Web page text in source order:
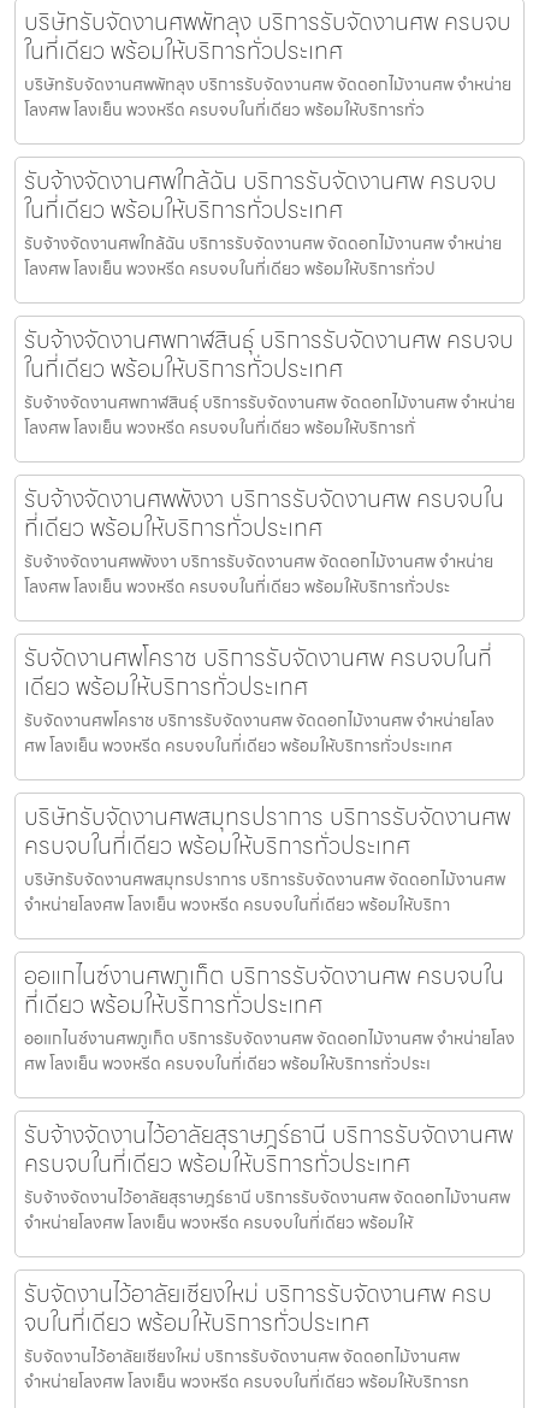
บริษัทรับจัดงานศพพัทลุง บริการรับจัดงานศพ ครบจบ
ในที่เดียว พร้อมให้บริการทั่วประเทศ
บริษัทรับจัดงานศพพัทลุง บริการรับจัดงานศพ จัดดอกไม้งานศพ จำหน่าย
โลงศพ โลงเย็น พวงหรีด ครบจบในที่เดียว พร้อมให้บริการทั่ว
รับจ้างจัดงานศพใกล้ฉัน บริการรับจัดงานศพ ครบจบ
ในที่เดียว พร้อมให้บริการทั่วประเทศ
รับจ้างจัดงานศพใกล้ฉัน บริการรับจัดงานศพ จัดดอกไม้งานศพ จำหน่าย
โลงศพ โลงเย็น พวงหรีด ครบจบในที่เดียว พร้อมให้บริการทั่วป
รับจ้างจัดงานศพกาฬสินธุ์ บริการรับจัดงานศพ ครบจบ
ในที่เดียว พร้อมให้บริการทั่วประเทศ
รับจ้างจัดงานศพกาฬสินธุ์ บริการรับจัดงานศพ จัดดอกไม้งานศพ จำหน่าย
โลงศพ โลงเย็น พวงหรีด ครบจบในที่เดียว พร้อมให้บริการทั่
รับจ้างจัดงานศพพังงา บริการรับจัดงานศพ ครบจบใน
ที่เดียว พร้อมให้บริการทั่วประเทศ
รับจ้างจัดงานศพพังงา บริการรับจัดงานศพ จัดดอกไม้งานศพ จำหน่าย
โลงศพ โลงเย็น พวงหรีด ครบจบในที่เดียว พร้อมให้บริการทั่วประ
รับจัดงานศพโคราช บริการรับจัดงานศพ ครบจบในที่
เดียว พร้อมให้บริการทั่วประเทศ
รับจัดงานศพโคราช บริการรับจัดงานศพ จัดดอกไม้งานศพ จำหน่ายโลง
ศพ โลงเย็น พวงหรีด ครบจบในที่เดียว พร้อมให้บริการทั่วประเทศ
บริษัทรับจัดงานศพสมุทรปราการ บริการรับจัดงานศพ
ครบจบในที่เดียว พร้อมให้บริการทั่วประเทศ
บริษัทรับจัดงานศพสมุทรปราการ บริการรับจัดงานศพ จัดดอกไม้งานศพ
จำหน่ายโลงศพ โลงเย็น พวงหรีด ครบจบในที่เดียว พร้อมให้บริกา
ออแกไนซ์งานศพภูเก็ต บริการรับจัดงานศพ ครบจบใน
ที่เดียว พร้อมให้บริการทั่วประเทศ
ออแกไนซ์งานศพภูเก็ต บริการรับจัดงานศพ จัดดอกไม้งานศพ จำหน่ายโลง
ศพ โลงเย็น พวงหรีด ครบจบในที่เดียว พร้อมให้บริการทั่วประเ
รับจ้างจัดงานไว้อาลัยสุราษฎร์ธานี บริการรับจัดงานศพ
ครบจบในที่เดียว พร้อมให้บริการทั่วประเทศ
รับจ้างจัดงานไว้อาลัยสุราษฎร์ธานี บริการรับจัดงานศพ จัดดอกไม้งานศพ
จำหน่ายโลงศพ โลงเย็น พวงหรีด ครบจบในที่เดียว พร้อมให้
รับจัดงานไว้อาลัยเชียงใหม่ บริการรับจัดงานศพ ครบ
จบในที่เดียว พร้อมให้บริการทั่วประเทศ
รับจัดงานไว้อาลัยเชียงใหม่ บริการรับจัดงานศพ จัดดอกไม้งานศพ
จำหน่ายโลงศพ โลงเย็น พวงหรีด ครบจบในที่เดียว พร้อมให้บริการท